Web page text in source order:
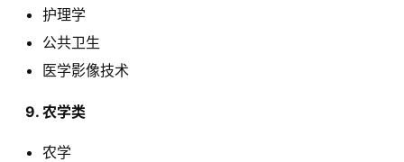
护理学
公共卫生
医学影像技术
  9. 农学类
农学